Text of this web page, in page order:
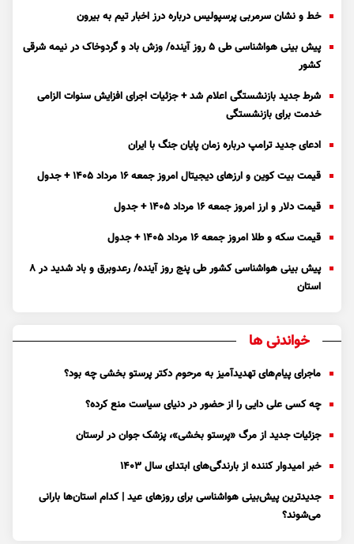
خط و نشان سرمربی پرسپولیس درباره درز اخبار تیم به بیرون
پیش بینی هواشناسی طی ۵ روز آینده/ وزش باد و گردوخاک در نیمه شرقی
کشور
شرط جدید بازنشستگی اعلام شد + جزئیات اجرای افزایش سنوات الزامی
خدمت برای بازنشستگی
ادعای جدید ترامپ درباره زمان پایان جنگ با ایران
قیمت بیت کوین و ارز‌های دیجیتال امروز جمعه ۱۶ مرداد ۱۴۰۵ + جدول
قیمت دلار و ارز امروز جمعه ۱۶ مرداد ۱۴۰۵ + جدول
قیمت سکه و طلا امروز جمعه ۱۶ مرداد ۱۴۰۵ + جدول
پیش بینی هواشناسی کشور طی پنج روز آینده/ رعدوبرق و باد شدید در ۸
استان
خواندنی ها
ماجرای پیام‌های تهدیدآمیز به مرحوم دکتر پرستو بخشی چه بود؟
چه کسی علی دایی را از حضور در دنیای سیاست منع کرده؟
جزئیات جدید از مرگ «پرستو بخشی»، پزشک جوان در لرستان
خبر امیدوار کننده از بارندگی‌های ابتدای سال ۱۴۰۳
جدیدترین پیش‌بینی هواشناسی برای روزهای عید | کدام استان‌ها بارانی
می‌شوند؟